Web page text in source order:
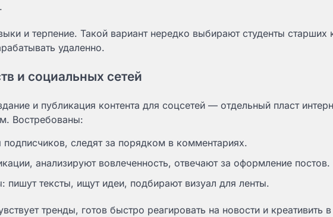
и терпение. Такой вариант нередко выбирают студенты старших
удаленно.
и социальных сетей
и публикация контента для соцсетей — отдельный пласт
Востребованы:
следят за порядком в комментариях.
анализируют вовлеченность, отвечают за оформление постов.
тексты, ищут идеи, подбирают визуал для ленты.
тренды, готов быстро реагировать на новости и креативить